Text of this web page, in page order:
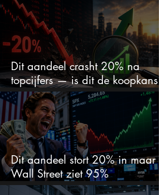
Dit aandeel crasht 20% na
topcijfers — is dit de koopkans
waar beleggers op wachtten?
Dit aandeel stort 20% in maar
Wall Street ziet 95%
koerspotentieel